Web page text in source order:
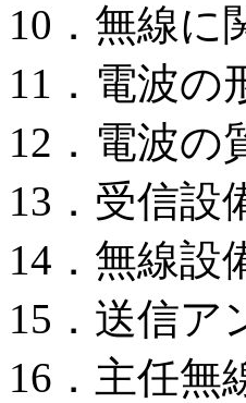
10．無線に
11．電波の
12．電波の
13．受信設
14．無線設
15．送信ア
16．主任無